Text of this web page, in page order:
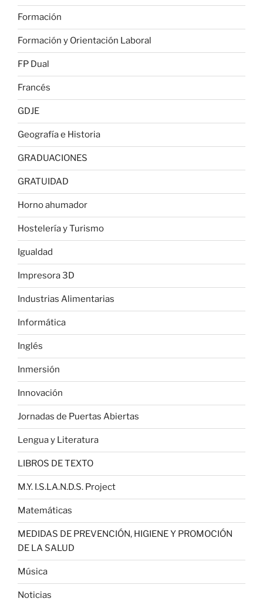
Formación
Formación y Orientación Laboral
FP Dual
Francés
GDJE
Geografía e Historia
GRADUACIONES
GRATUIDAD
Horno ahumador
Hostelería y Turismo
Igualdad
Impresora 3D
Industrias Alimentarias
Informática
Inglés
Inmersión
Innovación
Jornadas de Puertas Abiertas
Lengua y Literatura
LIBROS DE TEXTO
M.Y. I.S.LA.N.D.S. Project
Matemáticas
MEDIDAS DE PREVENCIÓN, HIGIENE Y PROMOCIÓN
DE LA SALUD
Música
Noticias